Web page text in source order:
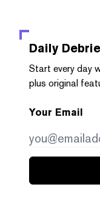
Daily
Start every day
plus original
Your Email